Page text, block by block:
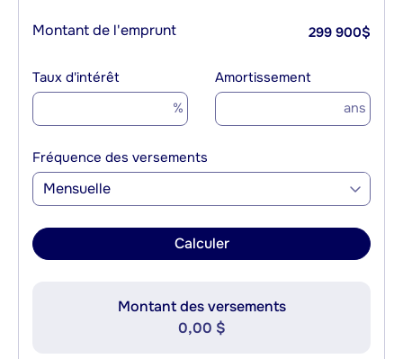
Montant de l'emprunt 299 900$
Taux d'intérêt
%
Amortissement
ans
Fréquence des versements
Mensuelle
Calculer
Montant des versements
0,00 $